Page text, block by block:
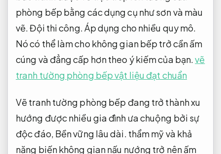
phòng bếp bằng các dụng cụ như sơn và màu
vẽ.Đội thi công.Áp dụng cho nhiều quy mô.
Nó có thể làm cho không gian bếp trở cần ấm
cúng và đẳng cấp hơn theo ý kiếm của bạn.vẽ
tranh tường phòng bếp vật liệu đạt chuẩn
Vẽ tranh tường phòng bếp đang trở thành xu
hướng được nhiều gia đình ưa chuộng bởi sự
độc đáo, Bền vững lâu dài. thẩm mỹ và khả
năng biến không gian nấu nướng trở nên ấm